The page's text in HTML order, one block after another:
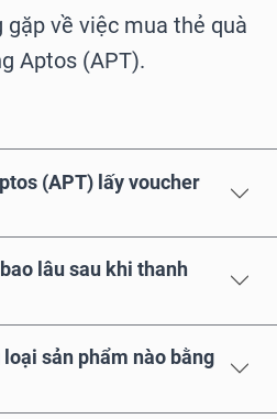
gặp về việc mua thẻ quà
Aptos (APT).
(APT) lấy voucher
lâu sau khi thanh
sản phẩm nào bằng